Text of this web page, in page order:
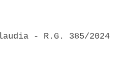
- R.G. 385/2024